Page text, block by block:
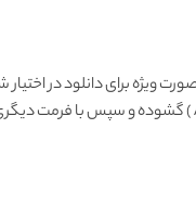
ویژه برای دانلود در اختیار